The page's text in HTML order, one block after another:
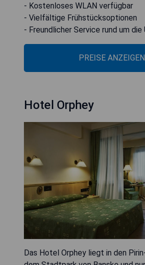
- Kostenloses WLAN verfügbar
- Vielfältige Frühstücksoptionen
- Freundlicher Service rund um die
PREISE ANZEIGEN
Hotel Orphey
Das Hotel Orphey liegt in den